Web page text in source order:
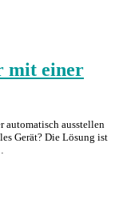
mit einer
automatisch ausstellen
Gerät? Die Lösung ist